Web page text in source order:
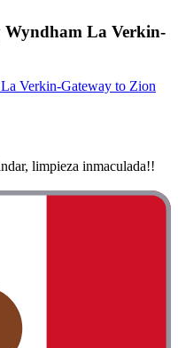
La Verkin-
Verkin-Gateway to Zion
limpieza inmaculada!!